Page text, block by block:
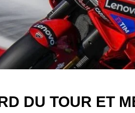
DU TOUR ET